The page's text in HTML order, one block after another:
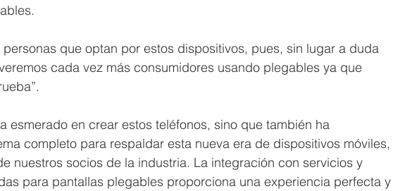
que optan por estos dispositivos, pues, sin lugar a duda
cada vez más consumidores usando plegables ya que
esmerado en crear estos teléfonos, sino que también ha
completo para respaldar esta nueva era de dispositivos móviles,
nuestros socios de la industria. La integración con servicios y
para pantallas plegables proporciona una experiencia perfecta y